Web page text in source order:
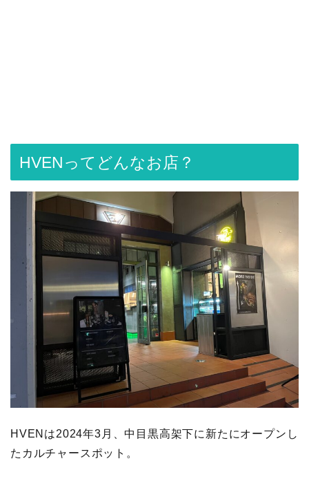
HVENってどんなお店？
HVENは2024年3月、中目黒高架下に新たにオープンし
たカルチャースポット。